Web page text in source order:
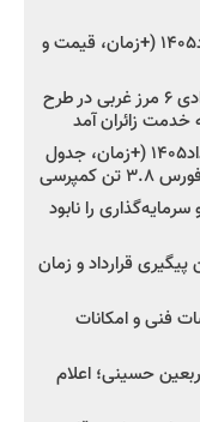
شروع فروش کشنده و کامیون فاو -مرداد۱۴۰۵ (+زمان، قیمت و
مدیرعامل امدادخودروسایپا: پوشش امدادی ۶ مرز غربی در طرح
شروع فروش ۸ محصول بهمن دیزل -مرداد۱۴۰۵ (+زمان، جدول
را نابود
پیگیری قرارداد و زمان
فنی و امکانات
اربعین حسینی؛ اعلام